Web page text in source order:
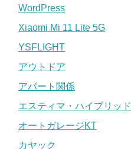
WordPress
Xiaomi Mi 11 Lite 5G
YSFLIGHT
アウトドア
アパート関係
エスティマ・ハイブリッド
オートガレージKT
カヤック